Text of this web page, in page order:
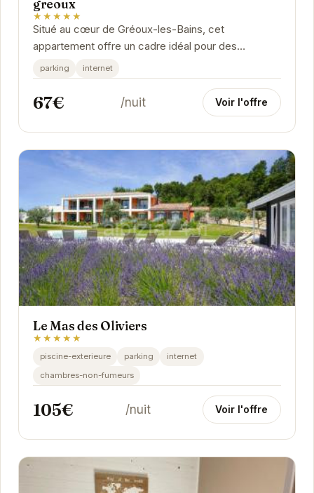
greoux
★★★★★
Situé au cœur de Gréoux-les-Bains, cet
appartement offre un cadre idéal pour des
vacances relaxantes. Proche des thermes et des
commerces, il...
parking internet
67€ /nuit Voir l'offre
Le Mas des Oliviers
★★★★★
piscine-exterieure parking
internet
chambres-non-fumeurs
105€ /nuit Voir l'offre